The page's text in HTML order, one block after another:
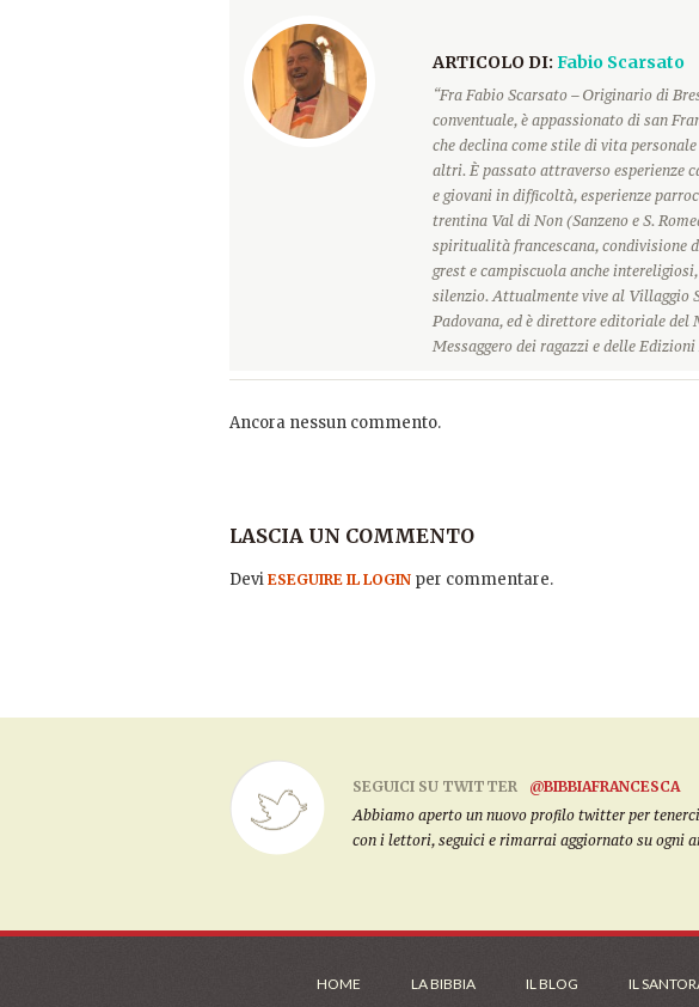
ARTICOLO DI: Fabio Scarsato
“Fra Fabio Scarsato – Originario di
conventuale, è appassionato di san
che declina come stile di vita
altri. È passato attraverso esperienze
e giovani in difficoltà, esperienze
trentina Val di Non (Sanzeno e S.
spiritualità francescana, condivisione
grest e campiscuola anche
silenzio. Attualmente vive al Villaggio
Padovana, ed è direttore editoriale del
Messaggero dei ragazzi e delle Edizioni
Ancora nessun commento.
LASCIA UN COMMENTO
Devi ESEGUIRE IL LOGIN per commentare.
SEGUICI SU TWITTER
@BIBBIAFRANCESCA
Abbiamo aperto un nuovo profilo twitter per
con i lettori, seguici e rimarrai aggiornato su ogni
HOME LA BIBBIA IL BLOG IL